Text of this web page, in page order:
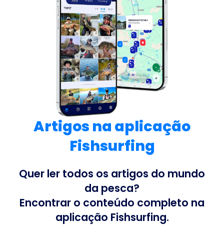
Artigos na aplicação
Fishsurfing
Quer ler todos os artigos do mundo
da pesca?
Encontrar o conteúdo completo na
aplicação Fishsurfing.